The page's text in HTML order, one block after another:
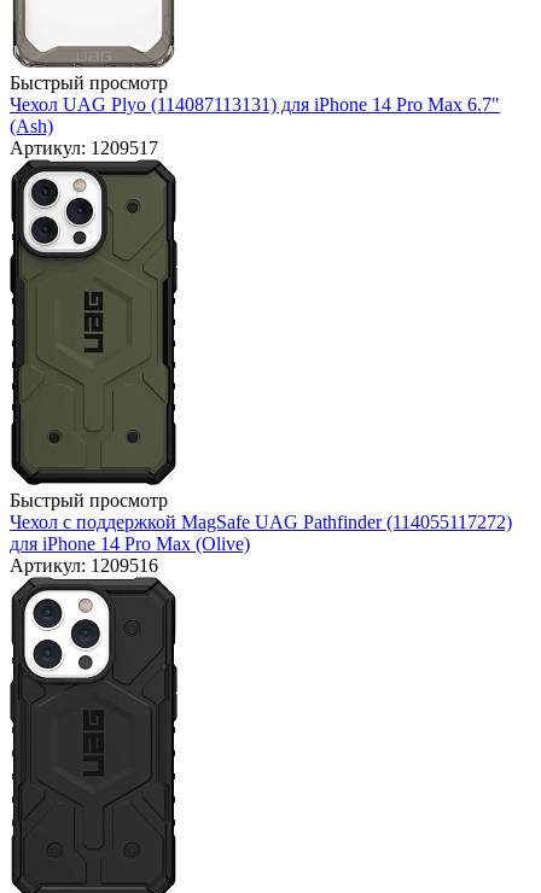
Быстрый просмотр
Чехол UAG Plyo (114087113131) для iPhone 14 Pro Max 6.7"
(Ash)
Артикул: 1209517
Быстрый просмотр
Чехол с поддержкой MagSafe UAG Pathfinder (114055117272)
для iPhone 14 Pro Max (Olive)
Артикул: 1209516